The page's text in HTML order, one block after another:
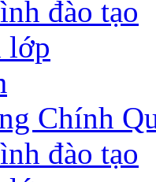
đào tạo
lớp
Chính
đào tạo